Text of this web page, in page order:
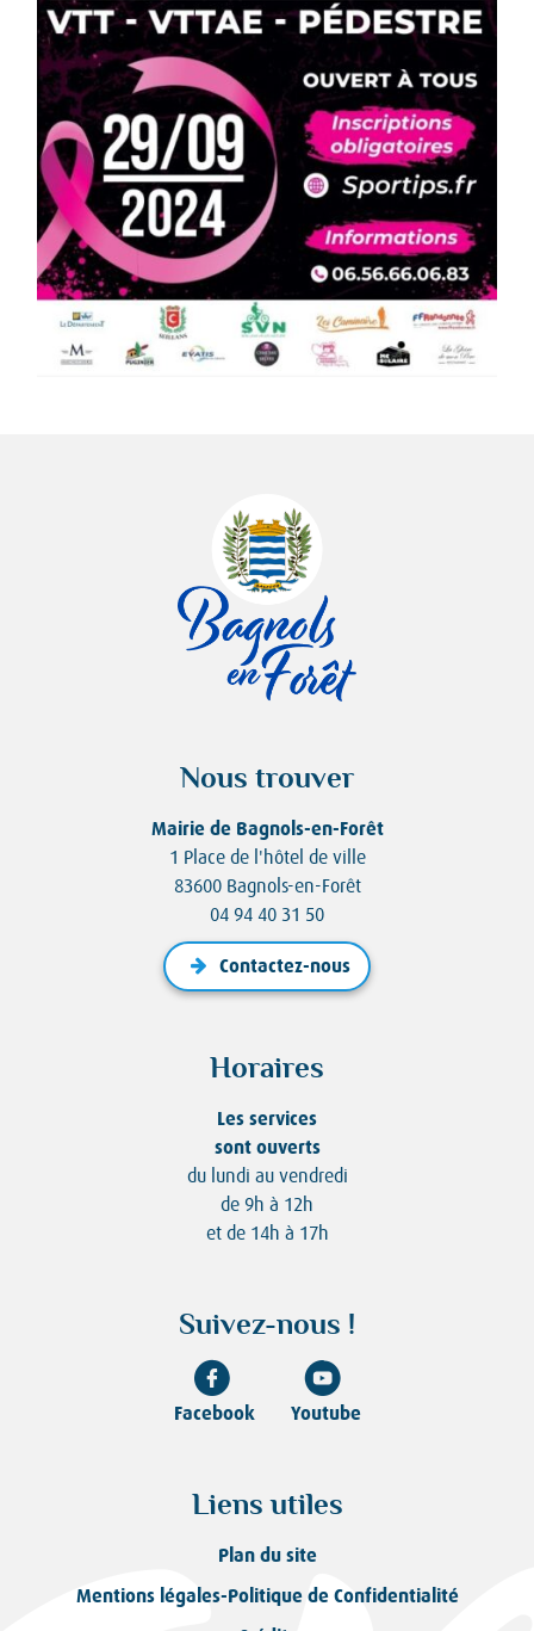
Nous trouver
Mairie de Bagnols-en-Forêt
1 Place de l'hôtel de ville
83600 Bagnols-en-Forêt
04 94 40 31 50
Contactez-nous
Horaires
Les services
sont ouverts
du lundi au vendredi
de 9h à 12h
et de 14h à 17h
Suivez-nous !
Facebook Youtube
Liens utiles
Plan du site
Mentions légales-Politique de Confidentialité